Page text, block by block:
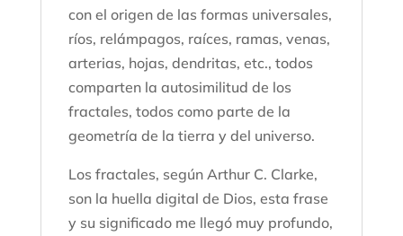
con el origen de las formas universales,
ríos, relámpagos, raíces, ramas, venas,
arterias, hojas, dendritas, etc., todos
comparten la autosimilitud de los
fractales, todos como parte de la
geometría de la tierra y del universo.
Los fractales, según Arthur C. Clarke,
son la huella digital de Dios, esta frase
y su significado me llegó muy profundo,